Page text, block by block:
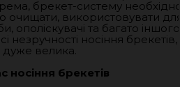
брекет-систему
очищати, використовувати
ополіскувачі та багато
незручності носіння брекетів,
дуже велика.
носіння брекетів